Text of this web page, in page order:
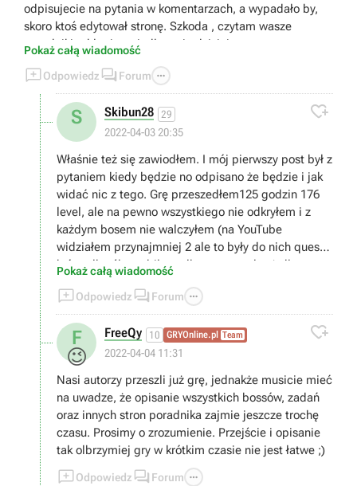
odpisujecie na pytania w komentarzach, a wypadało by,
skoro ktoś edytował stronę. Szkoda , czytam wasze
poradniki od lat i zawiodłem się dzisiaj.
To też edytujcie , bo będzie żenada -
"Soulsy według George’a R. R. Martina Elden Ring
poradnik, solucja to kompletny opis przejścia, najlepsze
porady na start..."
Pokaż całą wiadomość
Odpowiedz  Forum 
S Skibun28 29
2022-04-03 20:35

Właśnie też się zawiodłem. I mój pierwszy post był z
pytaniem kiedy będzie no odpisano że będzie i jak
widać nic z tego. Grę przeszedłem125 godzin 176
level, ale na pewno wszystkiego nie odkryłem i z
każdym bosem nie walczyłem (na YouTube
widziałem przynajmniej 2 ale to były do nich questy
które albo źle zrobiłem albo przeoczyłem) dlatego
by się poradnik przydał. Niestety coś nie wierzę że
tego doczekam.
Pokaż całą wiadomość
Odpowiedz  Forum 
F
😉
FreeQy 10 GRYOnline.pl Team
2022-04-04 11:31

Nasi autorzy przeszli już grę, jednakże musicie mieć
na uwadze, że opisanie wszystkich bossów, zadań
oraz innych stron poradnika zajmie jeszcze trochę
czasu. Prosimy o zrozumienie. Przejście i opisanie
tak olbrzymiej gry w krótkim czasie nie jest łatwe ;)
Odpowiedz  Forum 